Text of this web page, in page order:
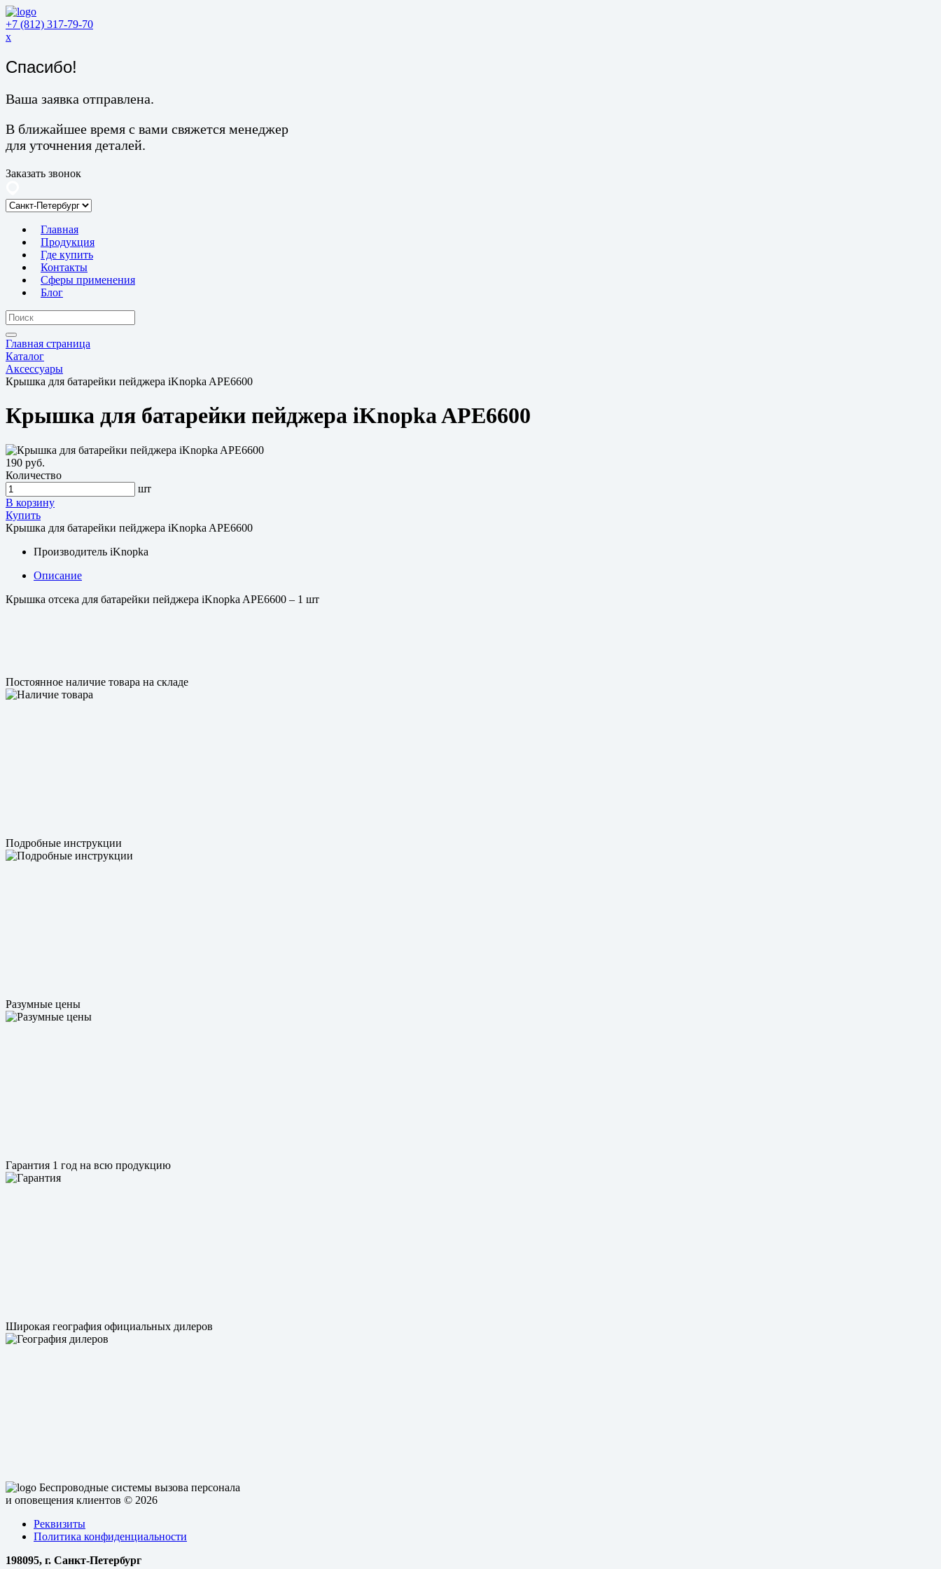
+7 (812) 317-79-70
x
Спасибо!
Ваша заявка отправлена.
В ближайшее время с вами свяжется менеджер
для уточнения деталей.
Заказать звонок
Главная
Продукция
Где купить
Контакты
Сферы применения
Блог
Главная страница
Каталог
Аксессуары
Крышка для батарейки пейджера iKnopka APE6600
Крышка для батарейки пейджера iKnopka APE6600
190 руб.
Количество
шт
В корзину
Купить
Крышка для батарейки пейджера iKnopka APE6600
Производитель iKnopka
Описание
Крышка отсека для батарейки пейджера iKnopka APE6600 – 1 шт
Постоянное наличие товара на складе
Подробные инструкции
Разумные цены
Гарантия 1 год на всю продукцию
Широкая география официальных дилеров
Беспроводные системы вызова персонала
и оповещения клиентов © 2026
Реквизиты
Политика конфиденциальности
198095, г. Санкт-Петербург